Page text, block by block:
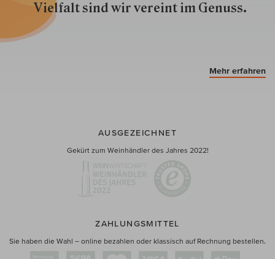
Vielfalt sind wir ver­eint im Genuss.
Mehr erfahren
AUSGEZEICHNET
Gekürt zum Weinhändler des Jahres 2022!
ZAHLUNGSMITTEL
Sie haben die Wahl – online bezahlen oder klassisch auf Rechnung bestellen.